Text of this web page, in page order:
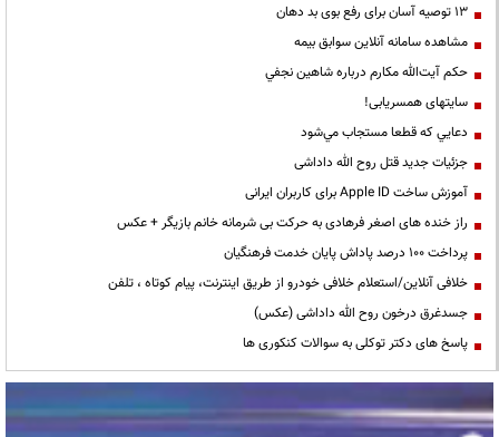
13 توصیه آسان برای رفع بوی بد دهان
مشاهده سامانه آنلاين سوابق بیمه
حكم آيت‌الله مكارم درباره شاهين نجفي
سایتهای همسریابی!
دعايي كه قطعا مستجاب مي‌شود
جزئیات جدید قتل روح الله داداشی
آموزش ساخت Apple ID برای کاربران ایرانی
راز خنده های اصغر فرهادی به حرکت بی شرمانه خانم بازیگر + عکس
پرداخت ۱۰۰ درصد پاداش پایان خدمت فرهنگیان
خلافی آنلاین/استعلام خلافی خودرو از طریق اینترنت، پیام کوتاه ، تلفن
جسدغرق درخون روح الله داداشی (عکس)
پاسخ های دکتر توکلی به سوالات کنکوری ها